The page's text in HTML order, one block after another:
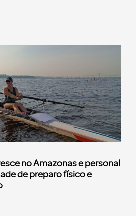
no Amazonas e personal
de preparo físico e